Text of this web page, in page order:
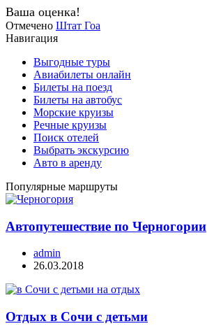
Ваша оценка!
Отмечено Штат Гоа
Навигация
Выгодные туры
Авиабилеты онлайн
Билеты на поезд
Билеты на автобус
Морские круизы
Речные круизы
Поиск отелей
Выбрать экскурсию
Авто в аренду
Популярные маршруты
Автопутешествие по Черногории
admin
26.03.2018
Отдых в Сочи с детьми